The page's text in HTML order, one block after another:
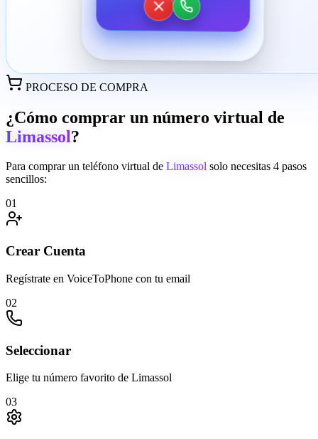
PROCESO DE COMPRA
¿Cómo comprar un número virtual de
Limassol?
Para comprar un teléfono virtual de Limassol solo necesitas 4 pasos
sencillos:
01
Crear Cuenta
Regístrate en VoiceToPhone con tu email
02
Seleccionar
Elige tu número favorito de Limassol
03